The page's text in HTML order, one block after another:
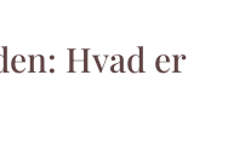
Hvad er